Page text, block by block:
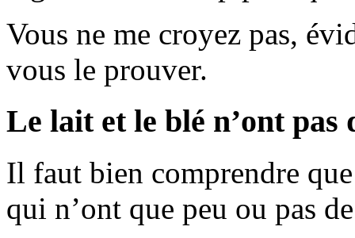
Vous ne me croyez pas,
vous le prouver.
Le lait et le blé n’ont pas
Il faut bien comprendre
qui n’ont que peu ou pas